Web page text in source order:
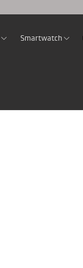
Smartwatch